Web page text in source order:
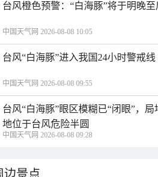
台风橙色预警：“白海豚”将于明晚
中国天气网 2026-08-08 10:05
台风“白海豚”进入我国24小时警戒
中国天气网 2026-08-08 09:55
台风“白海豚”眼区模糊已“闭眼”，
地位于台风危险半圆
中国天气网 2026-08-08 09:28
边景点